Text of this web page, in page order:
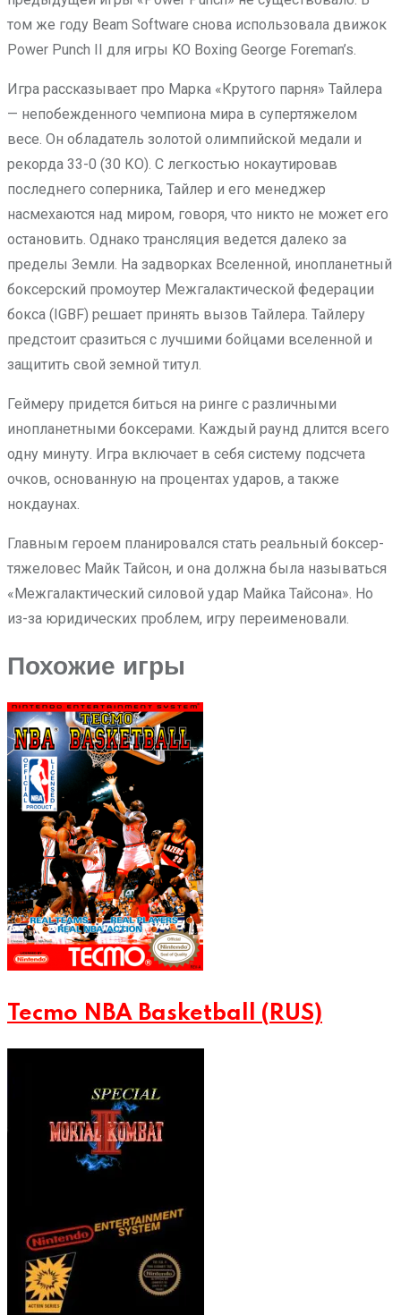
том же году Beam Software снова использовала движок
Power Punch II для игры KO Boxing George Foreman’s.
Игра рассказывает про Марка «Крутого парня» Тайлера
— непобежденного чемпиона мира в супертяжелом
весе. Он обладатель золотой олимпийской медали и
рекорда 33-0 (30 КО). С легкостью нокаутировав
последнего соперника, Тайлер и его менеджер
насмехаются над миром, говоря, что никто не может его
остановить. Однако трансляция ведется далеко за
пределы Земли. На задворках Вселенной, инопланетный
боксерский промоутер Межгалактической федерации
бокса (IGBF) решает принять вызов Тайлера. Тайлеру
предстоит сразиться с лучшими бойцами вселенной и
защитить свой земной титул.
Геймеру придется биться на ринге с различными
инопланетными боксерами. Каждый раунд длится всего
одну минуту. Игра включает в себя систему подсчета
очков, основанную на процентах ударов, а также
нокдаунах.
Главным героем планировался стать реальный боксер-
тяжеловес Майк Тайсон, и она должна была называться
«Межгалактический силовой удар Майка Тайсона». Но
из-за юридических проблем, игру переименовали.
Похожие игры
Tecmo NBA Basketball (RUS)